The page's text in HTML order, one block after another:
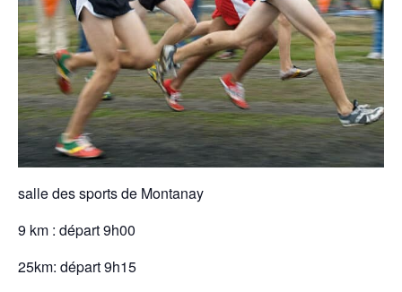
salle des sports de Montanay
9 km : départ 9h00
25km: départ 9h15